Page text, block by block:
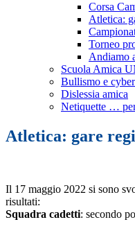
Corsa
Atletica:
Torneo
Andiamo
Scuola Amica
Bullismo e
Dislessia amica
Netiquette …
Atletica: gare
Il 17 maggio 2022 si sono
risultati:
Squadra cadetti: secondo